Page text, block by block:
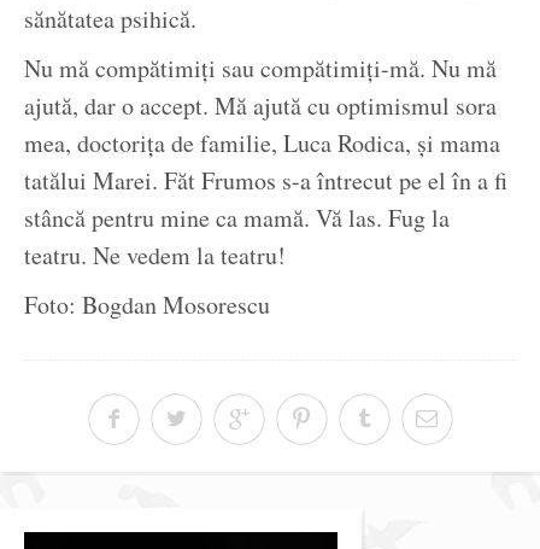
sănătatea psihică.
Nu mă compătimiți sau compătimiți-mă. Nu mă
ajută, dar o accept. Mă ajută cu optimismul sora
mea, doctorița de familie, Luca Rodica, și mama
tatălui Marei. Făt Frumos s-a întrecut pe el în a fi
stâncă pentru mine ca mamă. Vă las. Fug la
teatru. Ne vedem la teatru!
Foto: Bogdan Mosorescu